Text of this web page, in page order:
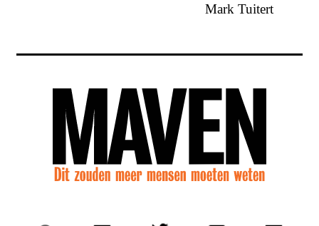
Mark Tuitert